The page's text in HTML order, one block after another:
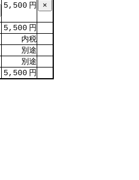
5,500 円
5,500 円
内税
別途
別途
5,500 円